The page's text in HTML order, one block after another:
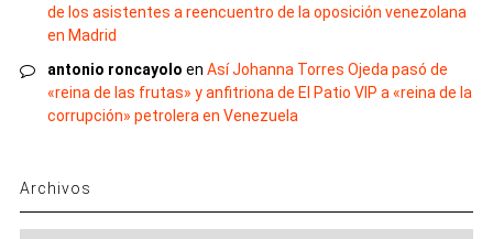
de los asistentes a reencuentro de la oposición venezolana
en Madrid
antonio roncayolo en Así Johanna Torres Ojeda pasó de
«reina de las frutas» y anfitriona de El Patio VIP a «reina de la
corrupción» petrolera en Venezuela
Archivos